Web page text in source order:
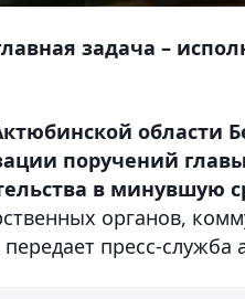
задача –
области
поручений
в минувшую
органов,
передает пресс-